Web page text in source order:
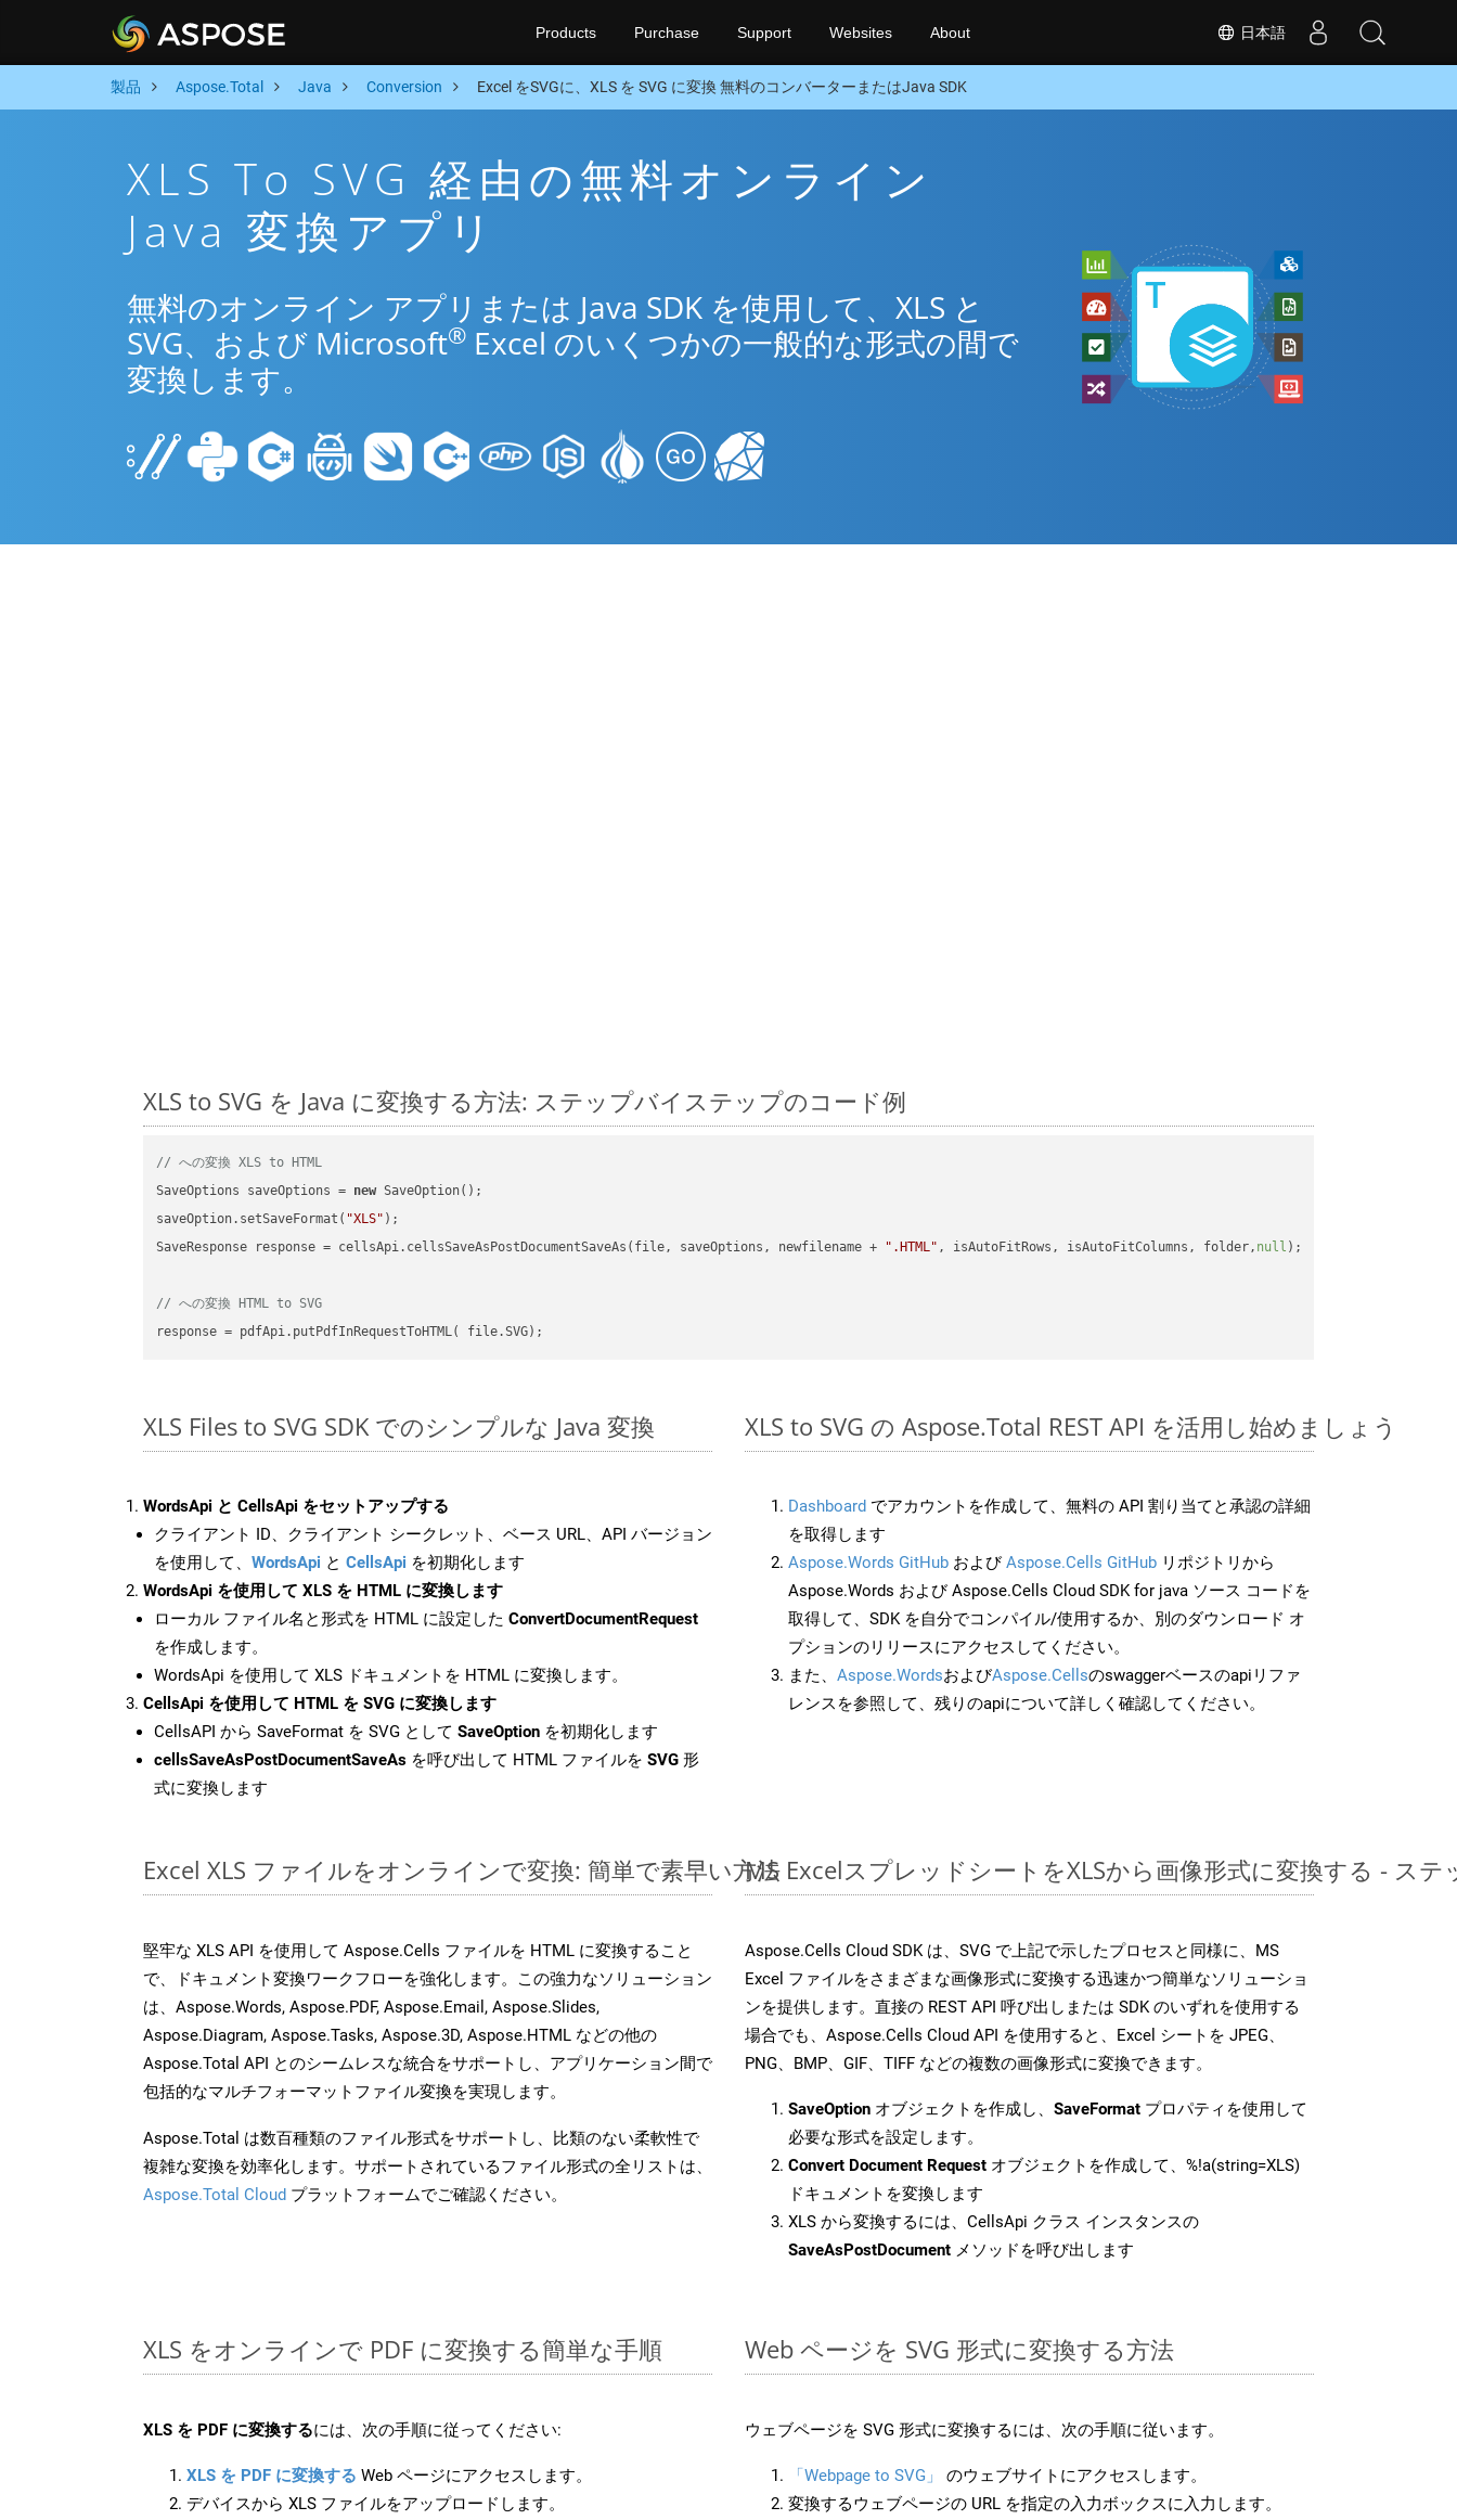
日本語
Products Purchase Support Websites About
製品 Aspose.Total Java Conversion Excel をSVGに、XLS を SVG に変換 無料のコンバーターまたはJava SDK
XLS To SVG 経由の無料オンライン
Java 変換アプリ
無料のオンライン アプリまたは Java SDK を使用して、XLS と
SVG、および Microsoft® Excel のいくつかの一般的な形式の間で
変換します。
XLS to SVG を Java に変換する方法: ステップバイステップのコード例
// への変換 XLS to HTML
SaveOptions saveOptions = new SaveOption();
saveOption.setSaveFormat( "XLS" );
SaveResponse response = cellsApi.cellsSaveAsPostDocumentSaveAs(file, saveOptions, newfilename +
".HTML" , isAutoFitRows, isAutoFitColumns, folder, null );
// への変換 HTML to SVG
XLS Files to SVG SDK でのシンプルな Java 変換
WordsApi と CellsApi をセットアップする
クライアント ID、クライアント シークレット、ベース URL、API バージョン
を使用して、 WordsApi と CellsApi を初期化します
WordsApi を使用して XLS を HTML に変換します
ローカル ファイル名と形式を HTML に設定した ConvertDocumentRequest
を作成します。
WordsApi を使用して XLS ドキュメントを HTML に変換します。
CellsApi を使用して HTML を SVG に変換します
CellsAPI から SaveFormat を SVG として SaveOption を初期化します
cellsSaveAsPostDocumentSaveAs を呼び出して HTML ファイルを SVG 形
式に変換します
XLS to SVG の Aspose.Total REST API を活用し始めましょう
Dashboard でアカウントを作成して、無料の API 割り当てと承認の詳細
を取得します
Aspose.Words GitHub およびAspose.Cells GitHub リポジトリから
Aspose.Words および Aspose.Cells Cloud SDK for java ソース コードを
取得して、SDK を自分でコンパイル/使用するか、別のダウンロード オ
プションのリリースにアクセスしてください。
また、 Aspose.WordsおよびAspose.Cellsのswaggerベースのapiリファ
レンスを参照して、残りのapiについて詳しく確認してください。
Excel XLS ファイルをオンラインで変換: 簡単で素早い方法
堅牢な XLS API を使用して Aspose.Cells ファイルを HTML に変換すること
で、ドキュメント変換ワークフローを強化します。この強力なソリューション
は、Aspose.Words, Aspose.PDF, Aspose.Email, Aspose.Slides,
Aspose.Diagram, Aspose.Tasks, Aspose.3D, Aspose.HTML などの他の
Aspose.Total API とのシームレスな統合をサポートし、アプリケーション間で
包括的なマルチフォーマットファイル変換を実現します。
Aspose.Total は数百種類のファイル形式をサポートし、比類のない柔軟性で
複雑な変換を効率化します。サポートされているファイル形式の全リストは、
Aspose.Total Cloud プラットフォームでご確認ください。
MS ExcelスプレッドシートをXLSから画像形式に変換する - ス
Aspose.Cells Cloud SDK は、SVG で上記で示したプロセスと同様に、MS
Excel ファイルをさまざまな画像形式に変換する迅速かつ簡単なソリューショ
ンを提供します。直接の REST API 呼び出しまたは SDK のいずれを使用する
場合でも、Aspose.Cells Cloud API を使用すると、Excel シートを JPEG、
PNG、BMP、GIF、TIFF などの複数の画像形式に変換できます。
SaveOption オブジェクトを作成し、 SaveFormat プロパティを使用して
必要な形式を設定します。
Convert Document Request オブジェクトを作成して、%!a(string=XLS)
ドキュメントを変換します
XLS から変換するには、CellsApi クラス インスタンスの
SaveAsPostDocument メソッドを呼び出します
XLS をオンラインで PDF に変換する簡単な手順
XLS を PDF に変換するには、次の手順に従ってください:
XLS を PDF に変換する Web ページにアクセスします。
デバイスから XLS ファイルをアップロードします。
Web ページを SVG 形式に変換する方法
ウェブページを SVG 形式に変換するには、次の手順に従います。
「Webpage to SVG」
のウェブサイトにアクセスします。
変換するウェブページの URL を指定の入力ボックスに入力します。